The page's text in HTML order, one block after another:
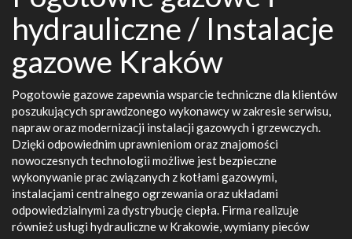
hydrauliczne / Instalacje
gazowe Kraków
Pogotowie gazowe zapewnia wsparcie techniczne dla klientów
poszukujących sprawdzonego wykonawcy w zakresie serwisu,
napraw oraz modernizacji instalacji gazowych i grzewczych.
Dzięki odpowiednim uprawnieniom oraz znajomości
nowoczesnych technologii możliwe jest bezpieczne
wykonywanie prac związanych z kotłami gazowymi,
instalacjami centralnego ogrzewania oraz układami
odpowiedzialnymi za dystrybucję ciepła. Firma realizuje
również usługi hydrauliczne w Krakowie, wymiany pieców